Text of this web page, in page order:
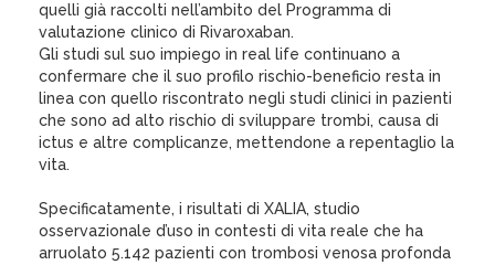
quelli già raccolti nell’ambito del Programma di
valutazione clinico di Rivaroxaban.
Gli studi sul suo impiego in real life continuano a
confermare che il suo profilo rischio-beneficio resta in
linea con quello riscontrato negli studi clinici in pazienti
che sono ad alto rischio di sviluppare trombi, causa di
ictus e altre complicanze, mettendone a repentaglio la
vita.
Specificatamente, i risultati di XALIA, studio
osservazionale d’uso in contesti di vita reale che ha
arruolato 5.142 pazienti con trombosi venosa profonda